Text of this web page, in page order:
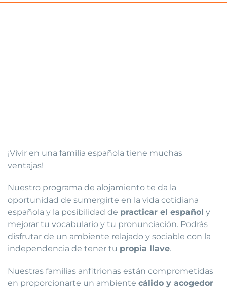
¡Vivir en una familia española tiene muchas
ventajas!
Nuestro programa de alojamiento te da la
oportunidad de sumergirte en la vida cotidiana
española y la posibilidad de practicar el español y
mejorar tu vocabulario y tu pronunciación. Podrás
disfrutar de un ambiente relajado y sociable con la
independencia de tener tu propia llave.
Nuestras familias anfitrionas están comprometidas
en proporcionarte un ambiente cálido y acogedor